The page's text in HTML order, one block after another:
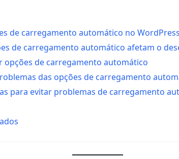
de carregamento automático no
de carregamento automático afetam o
opções de carregamento automático
das opções de carregamento
para evitar problemas de carregamento